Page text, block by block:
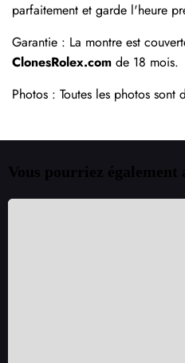
parfaitement et garde l'heure
ClonesRolex.com de 18 mois.
Photos : Toutes les photos
Vous pourriez également